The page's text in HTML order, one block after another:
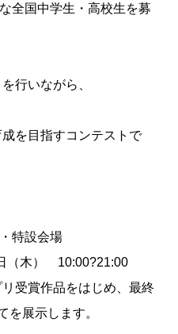
全国中学生・高校生を募
行いながら、
を目指すコンテストで
特設会場
（木） 10:00?21:00
受賞作品をはじめ、最終
を展示します。